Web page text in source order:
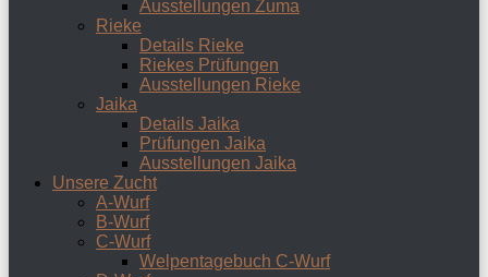
Ausstellungen Zuma
Rieke
Details Rieke
Riekes Prüfungen
Ausstellungen Rieke
Jaika
Details Jaika
Prüfungen Jaika
Ausstellungen Jaika
Unsere Zucht
A-Wurf
B-Wurf
C-Wurf
Welpentagebuch C-Wurf